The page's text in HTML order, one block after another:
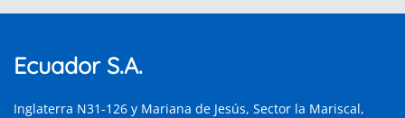
Ecuador S.A.
Inglaterra N31-126 y Mariana de Jesús, Sector la Mariscal,